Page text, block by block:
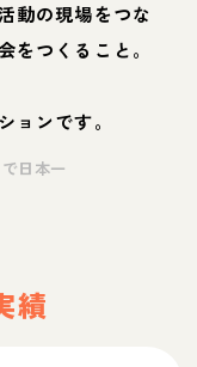
動の現場をつな
をつくること。
ョンです。
日本一
績